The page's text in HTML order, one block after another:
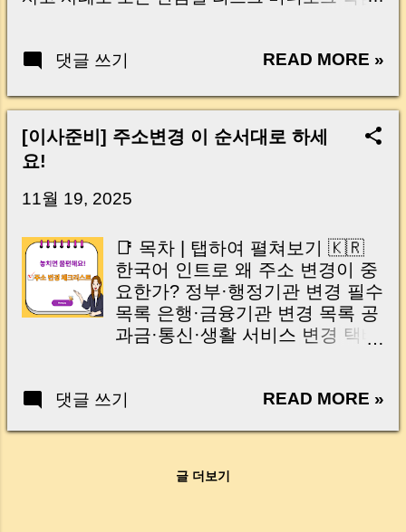
Your Account Is It Safe If the Seller Has a
Real Risks and Mistakes to Avoid MoneyLog
Key Takeaway 혹시 이런 생각 해보신 적 있으
신가요? “잔금일… 그냥 돈 보내고 끝나는 거 아
닌가요?” 하지만 현장에서 보면 전혀 그렇지 않
습니다. 잔금일은 ‘서류 몇 장 처리하는 날’이 아
이는 가장 긴장되는 순간 입니다. 실제로 제가
중개 현장에서 겪었던 일입니다. 금요일 오후 3
시, 이체 한도에 막혀 송금이 멈췄고 그 자리에
서 계약이 무산될 뻔한 아찔한 상황이 있었습니
다. 또 어떤 분은 이렇게 말씀하십니다. “내 대출
인데 왜 내 통장으로 안 들어오죠?” “매도인이 대
사실은 ‘구조’를 몰라서 생기는 걱정입니다. 그래
서 오늘은 잔금일에 실제로 돈이 어떻게 움직이
는지, 왜 사고가 나는지, 그리고 무엇을 꼭 준비
드리겠습니다. 이 글 하나만 제대로 이해하시면,
댓글 쓰기 READ MORE »
[이사준비] 주소변경 이 순서대로 하세
요!
11월 19, 2025
📑 목차 | 탭하여 펼쳐보기 🇰🇷
한국어 인트로 왜 주소 변경이 중
요한가? 정부·행정기관 변경 필수
목록 은행·금융기관 변경 목록 공
과금·통신·생활 서비스 변경 택배
🇺🇸 English Intro Why Address
Providers Deliveries &
댓글 쓰기 READ MORE »
글 더보기